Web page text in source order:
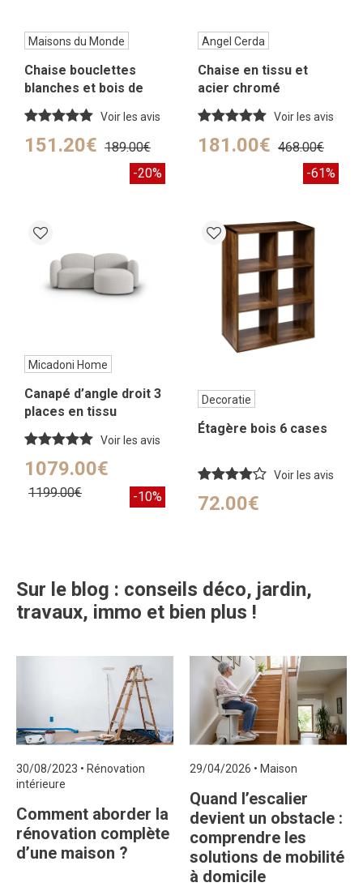
Maisons du Monde
Chaise bouclettes
blanches et bois de
chêne
Voir les avis
151.20€ 189.00€
-20%
Angel Cerda
Chaise en tissu et
acier chromé
Voir les avis
181.00€ 468.00€
-61%
Micadoni Home
Canapé d’angle droit 3
places en tissu
chenille argent chiné
Voir les avis
1079.00€
1199.00€ -10%
Decoratie
Étagère bois 6 cases
Voir les avis
72.00€
Sur le blog : conseils déco, jardin,
travaux, immo et bien plus !
30/08/2023 • Rénovation
intérieure
Comment aborder la
rénovation complète
d’une maison ?
29/04/2026 • Maison
Quand l’escalier
devient un obstacle :
comprendre les
solutions de mobilité
à domicile